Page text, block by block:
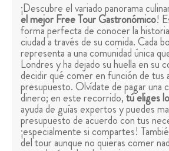
¡Descubre el variado panorama
el mejor Free Tour Gastronómico!
forma perfecta de conocer la
ciudad a través de su comida. Cada
representa a una comunidad única
Londres y ha dejado su huella en su
decidir qué comer en función de tus
presupuesto. Olvídate de pagar una
dinero; en este recorrido,tú eliges
ayuda de guías expertos y puedes
presupuesto de acuerdo con tus
¡especialmente si compartes!
del tour aunque no quieras comer